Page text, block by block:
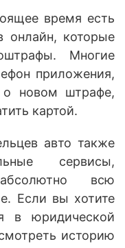
время есть
онлайн, которые
Многие
приложения,
новом штрафе,
картой.
авто также
сервисы,
всю
Если вы хотите
в юридической
историю